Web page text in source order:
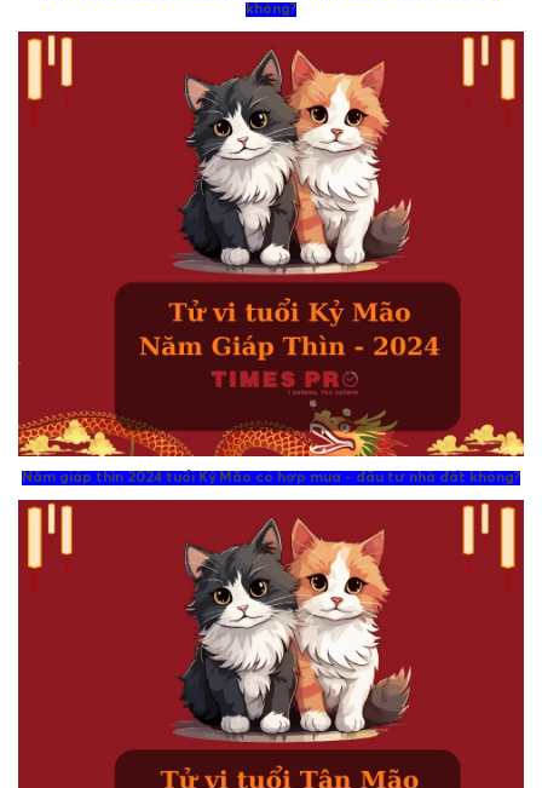
không?
Năm giáp thìn 2024 tuổi Kỷ Mão có hợp mua - đầu tư nhà đất không?